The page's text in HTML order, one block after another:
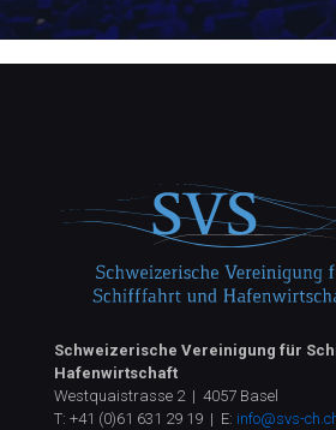
Schweizerische Vereinigung für
Hafenwirtschaft
Westquaistrasse 2 | 4057 Basel
T: +41 (0)61 631 29 19 | E: info@svs-